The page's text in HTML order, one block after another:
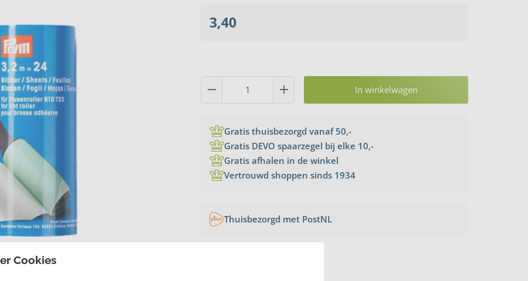
3,40
In winkelwagen
Gratis thuisbezorgd vanaf 50,-
Gratis DEVO spaarzegel bij elke 10,-
Gratis afhalen in de winkel
Vertrouwd shoppen sinds 1934
Thuisbezorgd met PostNL
Cookies